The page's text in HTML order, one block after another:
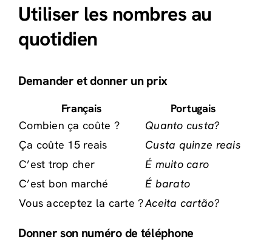
Utiliser les nombres au
quotidien
Demander et donner un prix
Français
Portugais
Combien ça coûte ?
Quanto custa?
Ça coûte 15 reais
Custa quinze reais
C’est trop cher
É muito caro
C’est bon marché
É barato
Vous acceptez la carte ?Aceita cartão?
Donner son numéro de téléphone